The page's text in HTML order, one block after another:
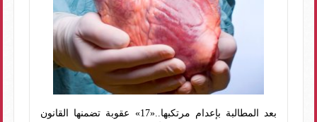
بعد المطالبة بإعدام مرتكبها..«17» عقوبة تضمنها القانون